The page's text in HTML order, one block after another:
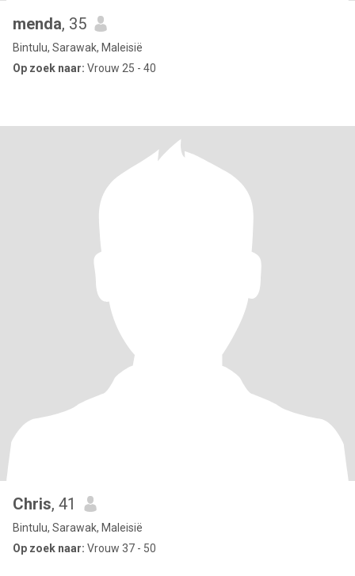
menda, 35
Bintulu, Sarawak, Maleisië
Op zoek naar: Vrouw 25 - 40
Chris, 41
Bintulu, Sarawak, Maleisië
Op zoek naar: Vrouw 37 - 50